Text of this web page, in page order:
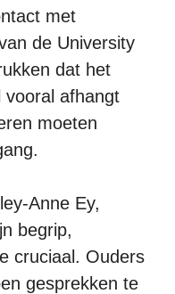
met
de University
dat het
vooral afhangt
moeten
Anne Ey,
begrip,
cruciaal. Ouders
gesprekken te